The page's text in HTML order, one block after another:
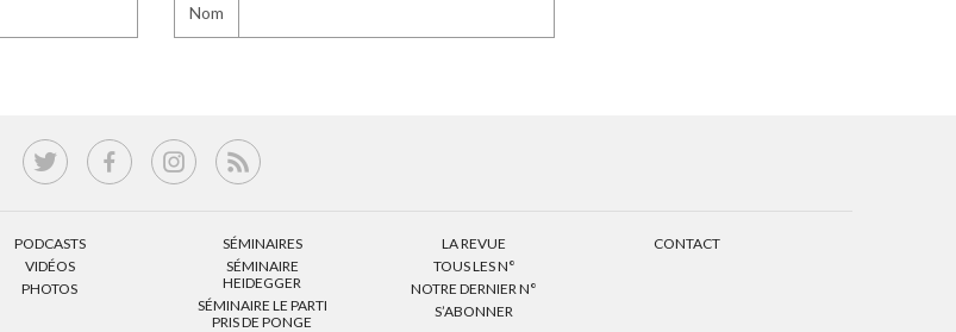
Nom
PODCASTS
VIDÉOS
PHOTOS
SÉMINAIRES
SÉMINAIRE
HEIDEGGER
SÉMINAIRE LE PARTI
PRIS DE PONGE
LA REVUE
TOUS LES N°
NOTRE DERNIER N°
S’ABONNER
CONTACT